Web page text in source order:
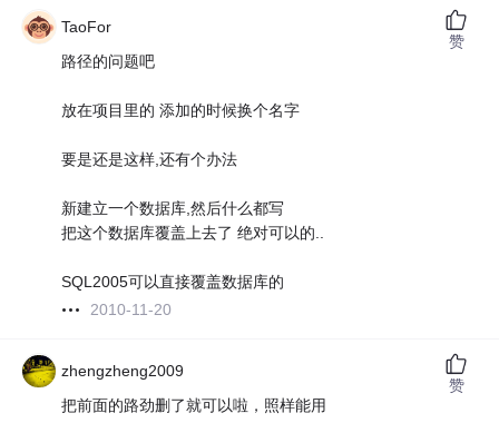
TaoFor
路径的问题吧
放在项目里的 添加的时候换个名字
要是还是这样,还有个办法
新建立一个数据库,然后什么都写
把这个数据库覆盖上去了 绝对可以的..
SQL2005可以直接覆盖数据库的
2010-11-20
赞
zhengzheng2009
把前面的路劲删了就可以啦，照样能用
赞